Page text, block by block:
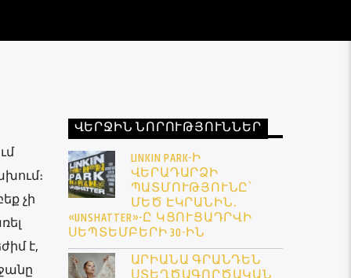
չի
է,
ՎԵՐՋԻՆ ՆՈՐՈՒԹՅՈՒՆՆԵՐ
LINKIN PARK-Ի
ՎԵՐԱԴԱՐՁԻ
ՊԱՏՄՈՒԹՅՈՒՆԸ՝
ՄԵԾ ԷԿՐԱՆԻՆ․
«UNSHATTER»-Ը ԿՑՈՒՑԱԴՐՎԻ
ՍԵՊՏԵՄԲԵՐԻ 30-ԻՆ
ԱՐԻԱՆԱ ԳՐԱՆԴԵՆ